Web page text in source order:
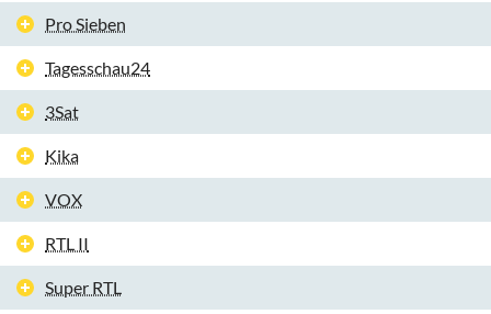
Pro Sieben
Tagesschau24
3Sat
Kika
VOX
RTL II
Super RTL